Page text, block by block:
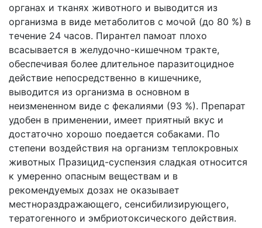
органах и тканях животного и выводится из
организма в виде метаболитов с мочой (до 80 %) в
течение 24 часов. Пирантел памоат плохо
всасывается в желудочно-кишечном тракте,
обеспечивая более длительное паразитоцидное
действие непосредственно в кишечнике,
выводится из организма в основном в
неизмененном виде с фекалиями (93 %). Препарат
удобен в применении, имеет приятный вкус и
достаточно хорошо поедается собаками. По
степени воздействия на организм теплокровных
животных Празицид-суспензия сладкая относится
к умеренно опасным веществам и в
рекомендуемых дозах не оказывает
местнораздражающего, сенсибилизирующего,
тератогенного и эмбриотоксического действия.